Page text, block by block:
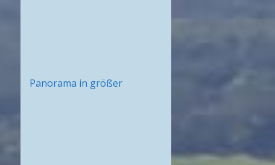
Panorama in größer